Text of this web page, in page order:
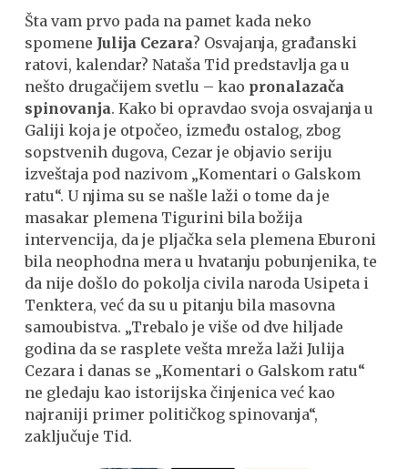
Šta vam prvo pada na pamet kada neko
spomene Julija Cezara? Osvajanja, građanski
ratovi, kalendar? Nataša Tid predstavlja ga u
nešto drugačijem svetlu – kao pronalazača
spinovanja. Kako bi opravdao svoja osvajanja u
Galiji koja je otpočeo, između ostalog, zbog
sopstvenih dugova, Cezar je objavio seriju
izveštaja pod nazivom „Komentari o Galskom
ratu“. U njima su se našle laži o tome da je
masakar plemena Tigurini bila božija
intervencija, da je pljačka sela plemena Eburoni
bila neophodna mera u hvatanju pobunjenika, te
da nije došlo do pokolja civila naroda Usipeta i
Tenktera, već da su u pitanju bila masovna
samoubistva. „Trebalo je više od dve hiljade
godina da se rasplete vešta mreža laži Julija
Cezara i danas se „Komentari o Galskom ratu“
ne gledaju kao istorijska činjenica već kao
najraniji primer političkog spinovanja“,
zaključuje Tid.